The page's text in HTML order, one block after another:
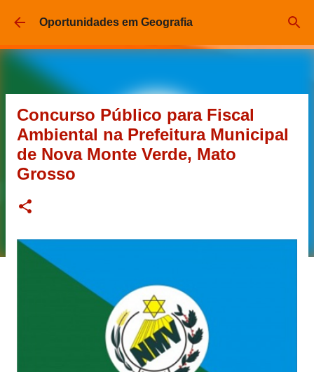
Pular para o conteúdo principal
Oportunidades em Geografia
Concurso Público para Fiscal
Ambiental na Prefeitura Municipal
de Nova Monte Verde, Mato
Grosso